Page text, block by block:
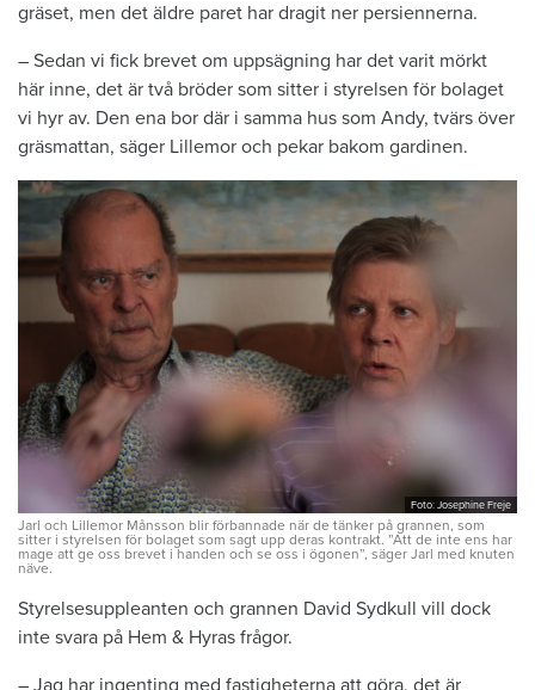
gräset, men det äldre paret har dragit ner persiennerna.
– Sedan vi fick brevet om uppsägning har det varit mörkt
här inne, det är två bröder som sitter i styrelsen för bolaget
vi hyr av. Den ena bor där i samma hus som Andy, tvärs över
gräsmattan, säger Lillemor och pekar bakom gardinen.
Foto: Josephine Freje
Jarl och Lillemor Månsson blir förbannade när de tänker på grannen, som
sitter i styrelsen för bolaget som sagt upp deras kontrakt. ”Att de inte ens har
mage att ge oss brevet i handen och se oss i ögonen”, säger Jarl med knuten
näve.
Styrelsesuppleanten och grannen David Sydkull vill dock
inte svara på Hem & Hyras frågor.
– Jag har ingenting med fastigheterna att göra, det är